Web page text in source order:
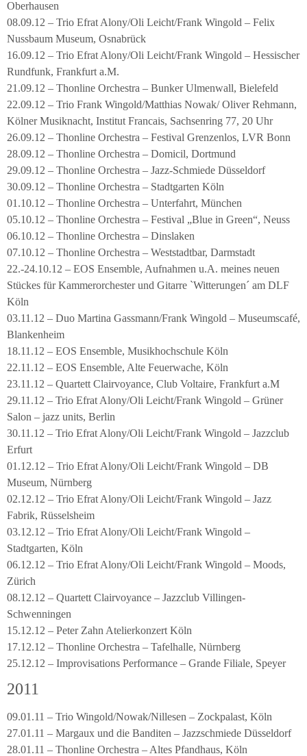
Oberhausen
08.09.12 – Trio Efrat Alony/Oli Leicht/Frank Wingold – Felix
Nussbaum Museum, Osnabrück
16.09.12 – Trio Efrat Alony/Oli Leicht/Frank Wingold – Hessischer
Rundfunk, Frankfurt a.M.
21.09.12 – Thonline Orchestra – Bunker Ulmenwall, Bielefeld
22.09.12 – Trio Frank Wingold/Matthias Nowak/ Oliver Rehmann,
Kölner Musiknacht, Institut Francais, Sachsenring 77, 20 Uhr
26.09.12 – Thonline Orchestra – Festival Grenzenlos, LVR Bonn
28.09.12 – Thonline Orchestra – Domicil, Dortmund
29.09.12 – Thonline Orchestra – Jazz-Schmiede Düsseldorf
30.09.12 – Thonline Orchestra – Stadtgarten Köln
01.10.12 – Thonline Orchestra – Unterfahrt, München
05.10.12 – Thonline Orchestra – Festival „Blue in Green“, Neuss
06.10.12 – Thonline Orchestra – Dinslaken
07.10.12 – Thonline Orchestra – Weststadtbar, Darmstadt
22.-24.10.12 – EOS Ensemble, Aufnahmen u.A. meines neuen
Stückes für Kammerorchester und Gitarre `Witterungen´ am DLF
Köln
03.11.12 – Duo Martina Gassmann/Frank Wingold – Museumscafé,
Blankenheim
18.11.12 – EOS Ensemble, Musikhochschule Köln
22.11.12 – EOS Ensemble, Alte Feuerwache, Köln
23.11.12 – Quartett Clairvoyance, Club Voltaire, Frankfurt a.M
29.11.12 – Trio Efrat Alony/Oli Leicht/Frank Wingold – Grüner
Salon – jazz units, Berlin
30.11.12 – Trio Efrat Alony/Oli Leicht/Frank Wingold – Jazzclub
Erfurt
01.12.12 – Trio Efrat Alony/Oli Leicht/Frank Wingold – DB
Museum, Nürnberg
02.12.12 – Trio Efrat Alony/Oli Leicht/Frank Wingold – Jazz
Fabrik, Rüsselsheim
03.12.12 – Trio Efrat Alony/Oli Leicht/Frank Wingold –
Stadtgarten, Köln
06.12.12 – Trio Efrat Alony/Oli Leicht/Frank Wingold – Moods,
Zürich
08.12.12 – Quartett Clairvoyance – Jazzclub Villingen-
Schwenningen
15.12.12 – Peter Zahn Atelierkonzert Köln
17.12.12 – Thonline Orchestra – Tafelhalle, Nürnberg
25.12.12 – Improvisations Performance – Grande Filiale, Speyer
2011
09.01.11 – Trio Wingold/Nowak/Nillesen – Zockpalast, Köln
27.01.11 – Margaux und die Banditen – Jazzschmiede Düsseldorf
28.01.11 – Thonline Orchestra – Altes Pfandhaus, Köln